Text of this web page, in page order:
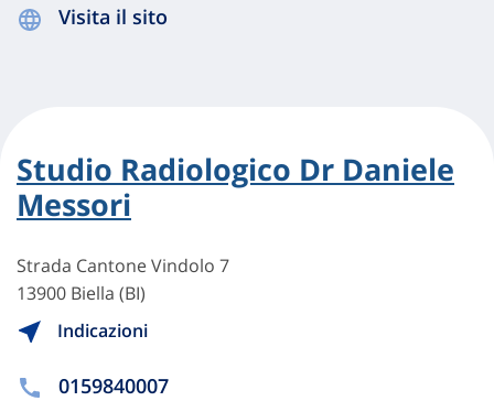
Visita il sito
Studio Radiologico Dr Daniele
Messori
Strada Cantone Vindolo 7
13900 Biella (BI)
Indicazioni
0159840007